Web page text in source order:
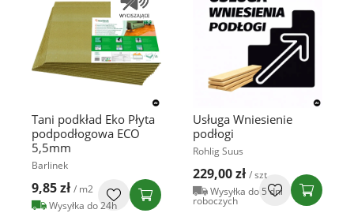
Tani podkład Eko Płyta
podpodłogowa ECO
5,5mm
Barlinek
9,85 zł / m2
Wysyłka do 24h
Usługa Wniesienie
podłogi
Rohlig Suus
229,00 zł / szt
Wysyłka do 5 dni
roboczych